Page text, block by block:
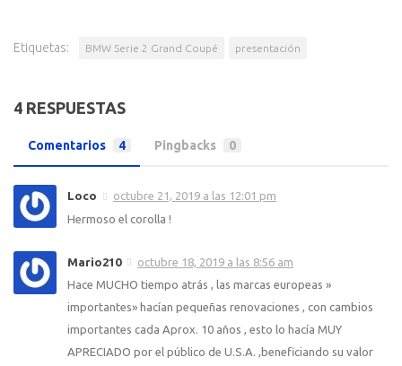
Etiquetas: BMW Serie 2 Grand Coupé presentación
4 RESPUESTAS
Comentarios 4 Pingbacks 0
Loco
octubre 21, 2019 a las 12:01 pm
Hermoso el corolla !
Mario210
octubre 18, 2019 a las 8:56 am
Hace MUCHO tiempo atrás , las marcas europeas »
importantes» hacían pequeñas renovaciones , con cambios
importantes cada Aprox. 10 años , esto lo hacía MUY
APRECIADO por el público de U.S.A. ,beneficiando su valor